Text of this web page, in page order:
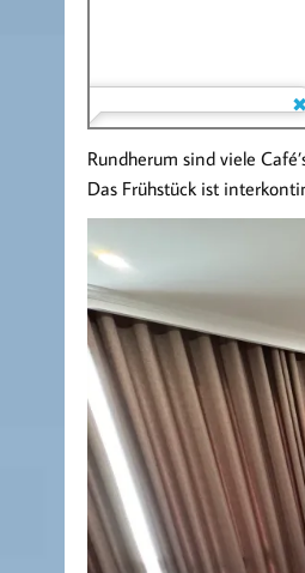
Rundherum sind viele
Das Frühstück ist